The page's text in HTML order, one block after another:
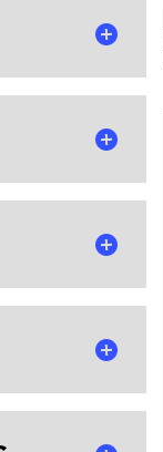
se fait
de
comprend
par Nantes
et de
et en